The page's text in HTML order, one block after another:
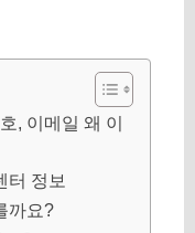
, 이메일 왜 이
터 정보
까요?